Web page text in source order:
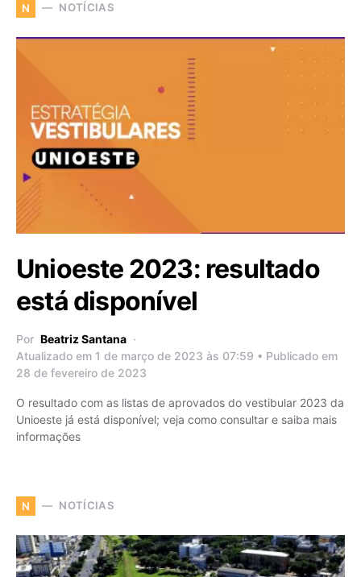
N NOTÍCIAS
Unioeste 2023: resultado
está disponível
Por Beatriz Santana
Atualizado em 1 de março de 2023 às 07:59 • Publicado em
28 de fevereiro de 2023
O resultado com as listas de aprovados do vestibular 2023 da
Unioeste já está disponível; veja como consultar e saiba mais
informações
N NOTÍCIAS